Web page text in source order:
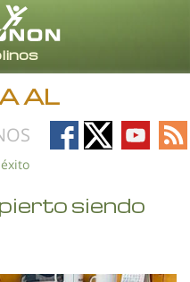
Español (Castellano)
Todas las Regiones/Idiomas
AL
Follow
on
Follow
on
Follow
on
on
siendo